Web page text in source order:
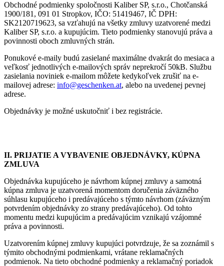
Obchodné podmienky spoločnosti Kaliber SP, s.r.o., Chotčanská
1900/181, 091 01 Stropkov, IČO: 51419467, IČ DPH:
SK2120719623, sa vzťahujú na všetky zmluvy uzatvorené medzi
Kaliber SP, s.r.o. a kupujúcim. Tieto podmienky stanovujú práva a
povinnosti oboch zmluvných strán.
Ponukové e-maily budú zasielané maximálne dvakrát do mesiaca a
veľkosť jednotlivých e-mailových správ neprekročí 50kB. Službu
zasielania noviniek e-mailom môžete kedykoľvek zrušiť na e-
mailovej adrese: info@geschenken.at, alebo na uvedenej pevnej
adrese.
Objednávky je možné uskutočniť i bez registrácie.
II. PRIJATIE A VYBAVENIE OBJEDNÁVKY, KÚPNA
ZMLUVA
Objednávka kupujúceho je návrhom kúpnej zmluvy a samotná
kúpna zmluva je uzatvorená momentom doručenia záväzného
súhlasu kupujúceho i predávajúceho s týmto návrhom (záväzným
potvrdením objednávky zo strany predávajúceho). Od tohto
momentu medzi kupujúcim a predávajúcim vznikajú vzájomné
práva a povinnosti.
Uzatvorením kúpnej zmluvy kupujúci potvrdzuje, že sa zoznámil s
týmito obchodnými podmienkami, vrátane reklamačných
podmienok. Na tieto obchodné podmienky a reklamačný poriadok